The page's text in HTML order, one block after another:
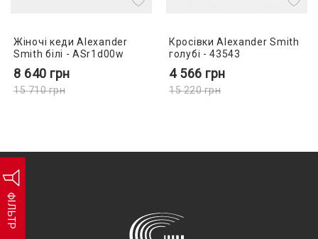
ФІЛЬТР
Жіночі кеди Alexander
Smith білі - ASr1d00w
8 640 грн
15 710грн
Кросівки Alexander Smith
голубі - 43543
4 566 грн
15 220грн